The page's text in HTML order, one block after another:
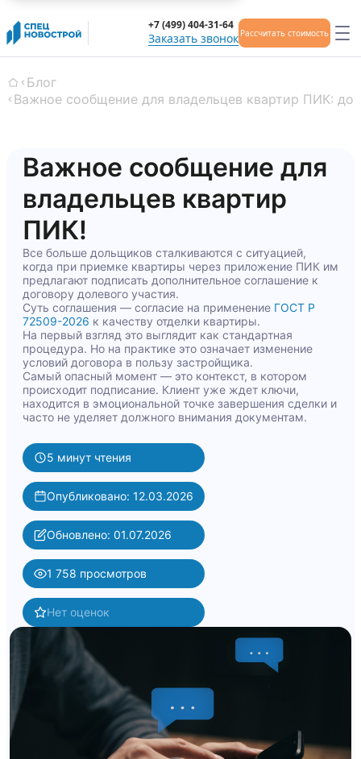
Заказать звонок
+7 (499) 404-31-64
Рассчитать стоимость
Главная
Блог
Важное сообщение для владельцев квартир ПИК:
Важное сообщение для
владельцев квартир
ПИК!
Все больше дольщиков сталкиваются с ситуацией,
когда при приемке квартиры через приложение ПИК им
предлагают подписать дополнительное соглашение к
договору долевого участия.
Суть соглашения — согласие на применение ГОСТ Р
72509-2026 к качеству отделки квартиры.
На первый взгляд это выглядит как стандартная
процедура. Но на практике это означает изменение
условий договора в пользу застройщика.
Самый опасный момент — это контекст, в котором
происходит подписание. Клиент уже ждет ключи,
находится в эмоциональной точке завершения сделки и
часто не уделяет должного внимания документам.
5 минут чтения
Опубликовано: 12.03.2026
Обновлено: 01.07.2026
1 758 просмотров
Нет оценок